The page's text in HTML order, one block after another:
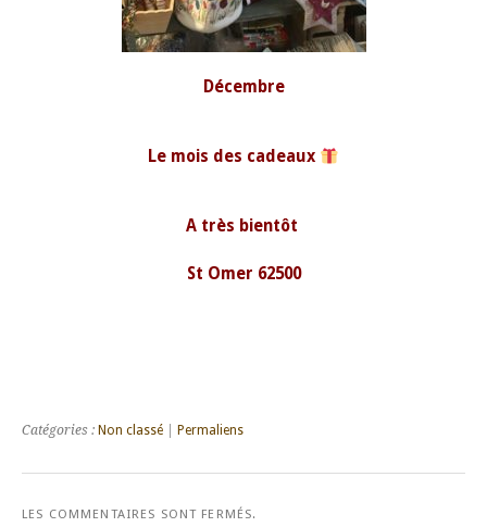
Décembre
Le mois des cadeaux
A très bientôt
St Omer 62500
Catégories : Non classé Permaliens
LES COMMENTAIRES SONT FERMÉS.